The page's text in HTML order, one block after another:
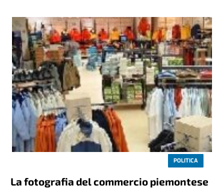
POLITICA
La fotografia del commercio piemontese